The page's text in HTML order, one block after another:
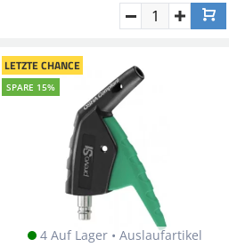
LETZTE CHANCE
SPARE 15%
4 Auf Lager • Auslaufartikel